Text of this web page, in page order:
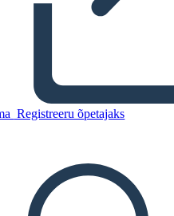
Registreeru õpetajaks
Hunt